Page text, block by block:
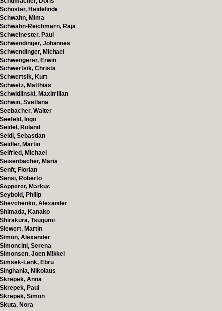
Schuster, Heidelinde
Schwahn, Mima
Schwahn-Reichmann, Raja
Schweinester, Paul
Schwendinger, Johannes
Schwendinger, Michael
Schwengerer, Erwin
Schwertsik, Christa
Schwertsik, Kurt
Schwetz, Matthias
Schwidlinski, Maximilian
Schwin, Svetlana
Seebacher, Walter
Seefeld, Ingo
Seidel, Roland
Seidl, Sebastian
Seidler, Martin
Seifried, Michael
Seisenbacher, Maria
Senft, Florian
Sensi, Roberto
Sepperer, Markus
Seybold, Philip
Shevchenko, Alexander
Shimada, Kanako
Shirakura, Tsugumi
Siewert, Martin
Simon, Alexander
Simoncini, Serena
Simonsen, Joen Mikkel
Simsek-Lenk, Ebru
Singhania, Nikolaus
Skrepek, Anna
Skrepek, Paul
Skrepek, Simon
Skuta, Nora